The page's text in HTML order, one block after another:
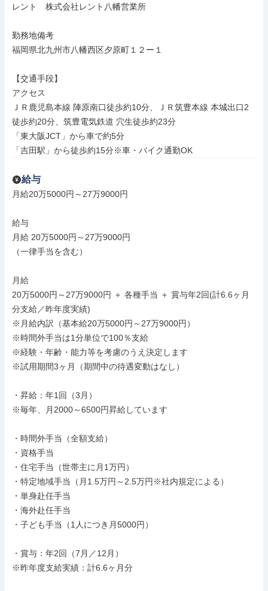
レント　株式会社レント八幡営業所
勤務地備考
福岡県北九州市八幡西区夕原町１２ー１
【交通手段】
アクセス
ＪＲ鹿児島本線 陣原南口徒歩約10分、ＪＲ筑豊本線 本城出口2
徒歩約20分、筑豊電気鉄道 穴生徒歩約23分
「東大阪JCT」から車で約5分
「吉田駅」から徒歩約15分※車・バイク通勤OK
給与
月給20万5000円～27万9000円
給与
月給 20万5000円～27万9000円
（一律手当を含む）
月給
20万5000円～27万9000円 ＋ 各種手当 ＋ 賞与年2回(計6.6ヶ月
分支給／昨年度実績)
※月給内訳（基本給20万5000円～27万9000円）
※時間外手当は1分単位で100％支給
※経験・年齢・能力等を考慮のうえ決定します
※試用期間3ヶ月（期間中の待遇変動はなし）
・昇給：年1回（3月）
※毎年、月2000～6500円昇給しています
・時間外手当（全額支給）
・資格手当
・住宅手当（世帯主に月1万円）
・特定地域手当（月1.5万円～2.5万円※社内規定による）
・単身赴任手当
・海外赴任手当
・子ども手当（1人につき月5000円）
・賞与：年2回（7月／12月）
※昨年度支給実績：計6.6ヶ月分